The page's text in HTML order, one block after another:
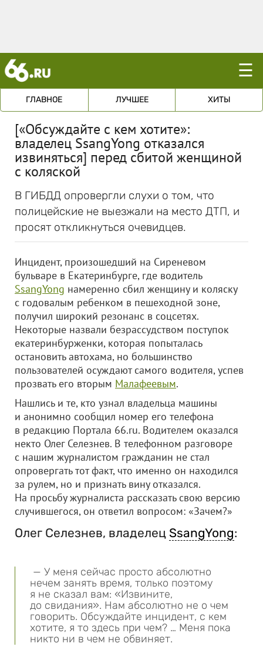
☰
ГЛАВНОЕ ЛУЧШЕЕ ХИТЫ
[«Обсуждайте с кем хотите»:
владелец SsangYong отказался
извиняться] перед сбитой женщиной
с коляской
В ГИБДД опровергли слухи о том, что
полицейские не выезжали на место ДТП, и
просят откликнуться очевидцев.
Инцидент, произошедший на Сиреневом
бульваре в Екатеринбурге, где водитель
SsangYong намеренно сбил женщину и коляску
с годовалым ребенком в пешеходной зоне,
получил широкий резонанс в соцсетях.
Некоторые назвали безрассудством поступок
екатеринбурженки, которая попыталась
остановить автохама, но большинство
пользователей осуждают самого водителя, успев
прозвать его вторым Малафеевым.
Нашлись и те, кто узнал владельца машины
и анонимно сообщил номер его телефона
в редакцию Портала 66.ru. Водителем оказался
некто Олег Селезнев. В телефонном разговоре
с нашим журналистом гражданин не стал
опровергать тот факт, что именно он находился
за рулем, но и признать вину отказался.
На просьбу журналиста рассказать свою версию
случившегося, он ответил вопросом: «Зачем?»
Олег Селезнев, владелец SsangYong:
— У меня сейчас просто абсолютно
нечем занять время, только поэтому
я не сказал вам: «Извините,
до свидания». Нам абсолютно не о чем
говорить. Обсуждайте инцидент, с кем
хотите, я то здесь при чем? … Меня пока
никто ни в чем не обвиняет.